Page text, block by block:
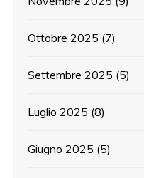
Ottobre 2025 (7)
Settembre 2025 (5)
Luglio 2025 (8)
Giugno 2025 (5)